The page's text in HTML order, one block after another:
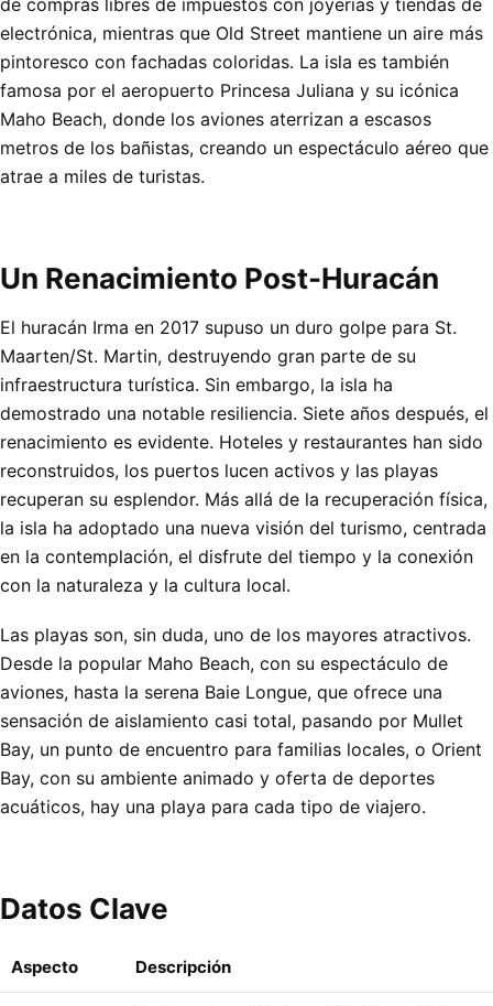
de compras libres de impuestos con joyerías y tiendas de
electrónica, mientras que Old Street mantiene un aire más
pintoresco con fachadas coloridas. La isla es también
famosa por el aeropuerto Princesa Juliana y su icónica
Maho Beach, donde los aviones aterrizan a escasos
metros de los bañistas, creando un espectáculo aéreo que
atrae a miles de turistas.
Un Renacimiento Post-Huracán
El huracán Irma en 2017 supuso un duro golpe para St.
Maarten/St. Martin, destruyendo gran parte de su
infraestructura turística. Sin embargo, la isla ha
demostrado una notable resiliencia. Siete años después, el
renacimiento es evidente. Hoteles y restaurantes han sido
reconstruidos, los puertos lucen activos y las playas
recuperan su esplendor. Más allá de la recuperación física,
la isla ha adoptado una nueva visión del turismo, centrada
en la contemplación, el disfrute del tiempo y la conexión
con la naturaleza y la cultura local.
Las playas son, sin duda, uno de los mayores atractivos.
Desde la popular Maho Beach, con su espectáculo de
aviones, hasta la serena Baie Longue, que ofrece una
sensación de aislamiento casi total, pasando por Mullet
Bay, un punto de encuentro para familias locales, o Orient
Bay, con su ambiente animado y oferta de deportes
acuáticos, hay una playa para cada tipo de viajero.
Datos Clave
Aspecto Descripción